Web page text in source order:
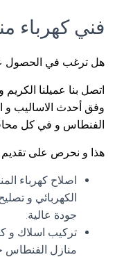
فني كهرباء
هل ترغب في الحصول
اتصل بنا عميلنا
وفق أحدث الاساليب و
الفنطاس و في كل
هذا و نحرص على
اصلاح كهرباء
الكهربائي و
جودة عالية.
تركيب اسلاك و
منازل الفنطاس